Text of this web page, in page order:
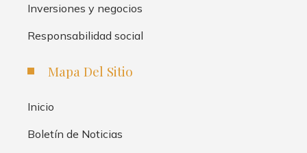
Inversiones y negocios
Responsabilidad social
Mapa Del Sitio
Inicio
Boletín de Noticias